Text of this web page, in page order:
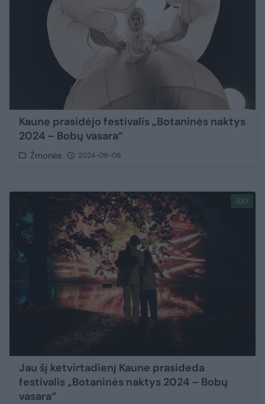
Kaune prasidėjo festivalis „Botaninės naktys
2024 – Bobų vasara“
Žmonės 2024-09-06
17
Jau šį ketvirtadienį Kaune prasideda
festivalis „Botaninės naktys 2024 – Bobų
vasara“